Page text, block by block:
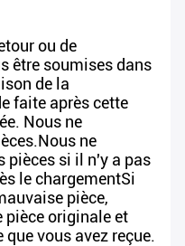
ou de
être soumises dans
de la
faite après cette
Nous ne
ne
pièces si il n'y a pas
le chargementSi
pièce,
pièce originale et
vous avez reçue.